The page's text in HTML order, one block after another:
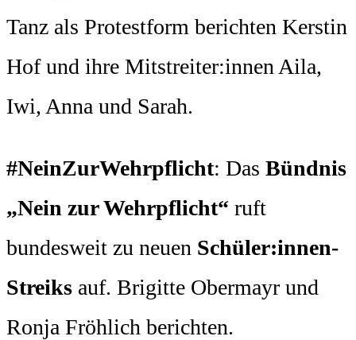
Tanz als Protestform berichten Kerstin
Hof und ihre Mitstreiter:innen Aila,
Iwi, Anna und Sarah.
#NeinZurWehrpflicht: Das Bündnis
„Nein zur Wehrpflicht“ ruft
bundesweit zu neuen Schüler:innen-
Streiks auf. Brigitte Obermayr und
Ronja Fröhlich berichten.